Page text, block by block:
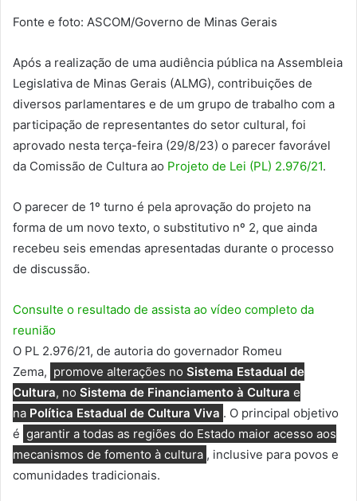
Fonte e foto: ASCOM/Governo de Minas Gerais
Após a realização de uma audiência pública na Assembleia
Legislativa de Minas Gerais (ALMG), contribuições de
diversos parlamentares e de um grupo de trabalho com a
participação de representantes do setor cultural, foi
aprovado nesta terça-feira (29/8/23) o parecer favorável
da Comissão de Cultura ao Projeto de Lei (PL) 2.976/21.
O parecer de 1º turno é pela aprovação do projeto na
forma de um novo texto, o substitutivo nº 2, que ainda
recebeu seis emendas apresentadas durante o processo
de discussão.
Consulte o resultado de assista ao vídeo completo da
reunião
O PL 2.976/21, de autoria do governador Romeu
Zema, promove alterações no Sistema Estadual de
Cultura, no Sistema de Financiamento à Cultura e
na Política Estadual de Cultura Viva . O principal objetivo
é garantir a todas as regiões do Estado maior acesso aos
mecanismos de fomento à cultura , inclusive para povos e
comunidades tradicionais.